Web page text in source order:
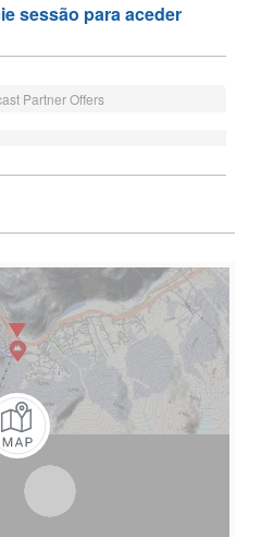
sessão para aceder
Partner Offers